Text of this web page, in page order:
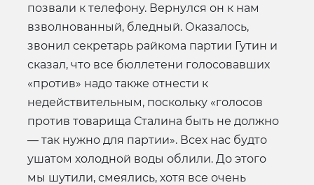
позвали к телефону. Вернулся он к нам
взволнованный, бледный. Оказалось,
звонил секретарь райкома партии Гутин и
сказал, что все бюллетени голосовавших
«против» надо также отнести к
недействительным, поскольку «голосов
против товарища Сталина быть не должно
— так нужно для партии». Всех нас будто
ушатом холодной воды облили. До этого
мы шутили, смеялись, хотя все очень